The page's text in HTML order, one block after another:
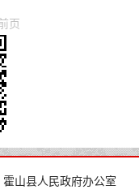
页
霍山县人民政府办公室